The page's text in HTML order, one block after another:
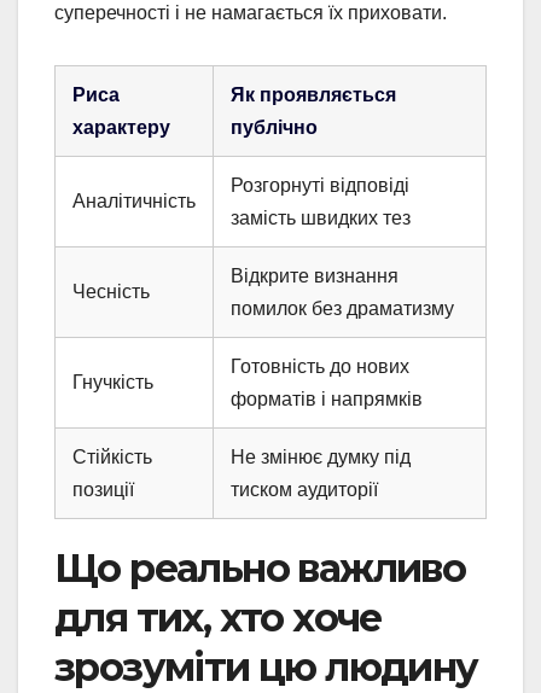
суперечності і не намагається їх приховати.
Риса
характеру
Як проявляється
публічно
Аналітичність
Розгорнуті відповіді
замість швидких тез
Чесність
Відкрите визнання
помилок без драматизму
Гнучкість
Готовність до нових
форматів і напрямків
Стійкість
позиції
Не змінює думку під
тиском аудиторії
Що реально важливо
для тих, хто хоче
зрозуміти цю людину